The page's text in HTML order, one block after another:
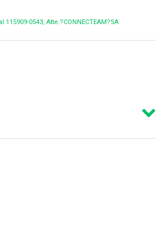
0543, Atte.?CONNECTEAM?SA